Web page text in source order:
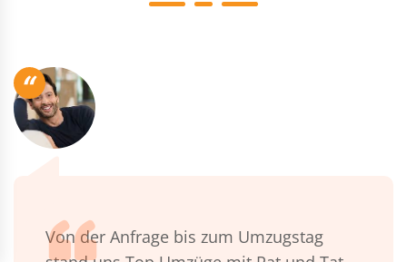
“
Von der Anfrage bis zum Umzugstag